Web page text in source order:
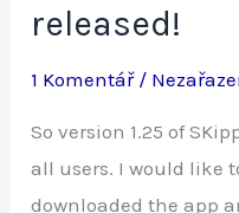
released!
1 Komentář /
So version 1.25 of
all users. I would like
downloaded the app